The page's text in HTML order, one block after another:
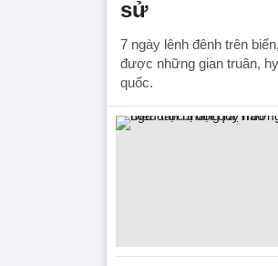
sử
7 ngày lênh đênh trên
được những gian truân,
quốc.